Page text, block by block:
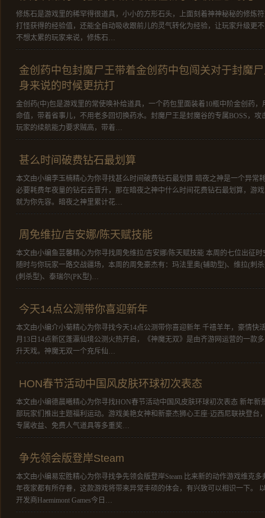
修炼石是游戏里的稀罕得很道具，小小的方形石头，上面刻着神神秘秘的修炼
打怪获得的经验值，还能全自动吸收跟前儿的灵气转化为经验，让玩家升级更
不想太累的玩家来说，修炼石…
金创药中包封魔尸王带着金创药中包闯关对于封魔
身来说的时候更抗打
金创药(中)包是游戏里的常使唤补给道具，一个药包里面装着10瓶中阶金创药
命值，带着省事儿，不用老多回切换药水。封魔尸王是封魔谷的专属BOSS，
玩家的续航能力要求贼高，带着…
甚么时间破费钻石最划算
本文由小编李玉楠精心为你寻找甚么时间破费钻石最划算 暗夜之神是一个异常
必要耗费年夜量的钻石去晋升，那在暗夜之神中什么时间花费钻石最划算，游
就为你先容。暗夜之神里累计花…
周免维拉/吉安娜/陈天赋技能
本文由小编鱼芸馨精心为你寻找周免维拉/吉安娜/陈天赋技能 本周的七位出征
随时与你玩家一路交战疆场，本周的周免豪杰有：玛法里奥(辅助型)、维拉(刺
(刺杀型)、泰瑞尔(PK型)…
今天14点公测带你喜迎新年
本文由小编介小菊精心为你寻找今天14点公测带你喜迎新年 千禧羊年，豪情快
月13日14点新区蓬瀛仙境公测火热开启，《神魔无双》是由齐游网运营的一款
升天戏。神魔无双一个充斥仙…
HON春节活动中国风皮肤环球初次表态
本文由小编德晨曦精心为你寻找HON春节活动中国风皮肤环球初次表态 新年新
部玩家们推出主题福利运动。游戏美艳女神和新豪杰狮心王座·迈西尼联袂登台
专属收益、免费人气道具等多重奖…
争先领会版登岸Steam
本文由小编易宏胜精心为你寻找争先领会版登岸Steam 比来新的动作游戏维克多
年夜家都有所存眷，这款游戏将带来异常丰硕的体会，有兴致可以相识一下。
开发商Haemimont Games今日…